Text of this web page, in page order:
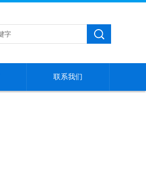
联系我们